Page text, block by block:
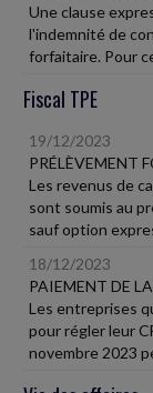
Une clause
l'indemnité de
forfaitaire. Pour
Fiscal TPE
19/12/2023
PRÉLÈVEMENT
Les revenus de
sont soumis au
sauf option
18/12/2023
PAIEMENT DE
Les entreprises
pour régler leur
novembre 2023